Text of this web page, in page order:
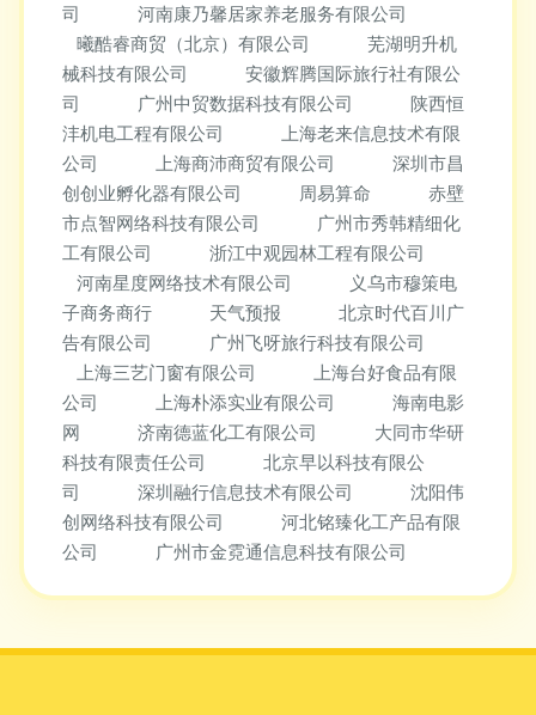
司
河南康乃馨居家养老服务有限公司
曦酷睿商贸（北京）有限公司
芜湖明升机
械科技有限公司
安徽辉腾国际旅行社有限公
司
广州中贸数据科技有限公司
陕西恒
沣机电工程有限公司
上海老来信息技术有限
公司
上海商沛商贸有限公司
深圳市昌
创创业孵化器有限公司
周易算命
赤壁
市点智网络科技有限公司
广州市秀韩精细化
工有限公司
浙江中观园林工程有限公司
河南星度网络技术有限公司
义乌市穆策电
子商务商行
天气预报
北京时代百川广
告有限公司
广州飞呀旅行科技有限公司
上海三艺门窗有限公司
上海台好食品有限
公司
上海朴添实业有限公司
海南电影
网
济南德蓝化工有限公司
大同市华研
科技有限责任公司
北京早以科技有限公
司
深圳融行信息技术有限公司
沈阳伟
创网络科技有限公司
河北铭臻化工产品有限
公司
广州市金霓通信息科技有限公司